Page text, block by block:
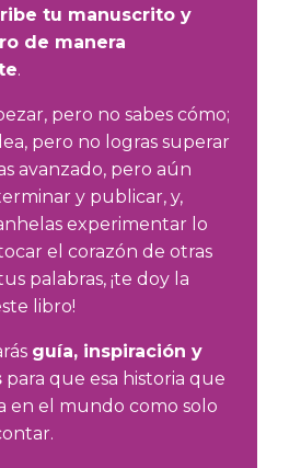
tu manuscrito y
de manera
.
pero no sabes cómo;
pero no logras superar
avanzado, pero aún
y publicar, y,
experimentar lo
el corazón de otras
palabras, ¡te doy la
libro!
guía, inspiración y
para que esa historia que
en el mundo como solo